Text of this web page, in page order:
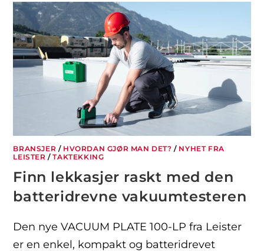
BRANSJER / HVORDAN GJØR MAN DET? / NYHET FRA
LEISTER /TAKTEKKING
Finn lekkasjer raskt med den
batteridrevne vakuumtesteren
Den nye VACUUM PLATE 100-LP fra Leister
er en enkel, kompakt og batteridrevet